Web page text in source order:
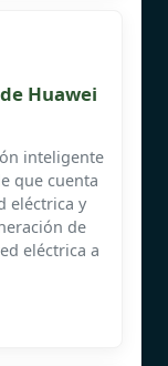
Huawei
inteligente
que cuenta
eléctrica y
de
eléctrica a